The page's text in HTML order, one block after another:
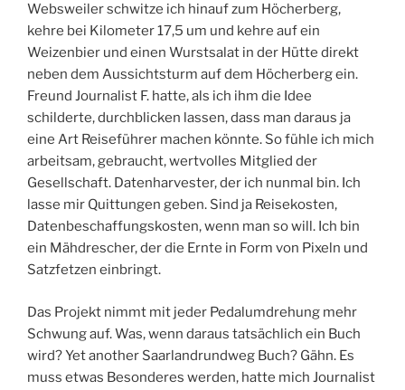
Websweiler schwitze ich hinauf zum Höcherberg,
kehre bei Kilometer 17,5 um und kehre auf ein
Weizenbier und einen Wurstsalat in der Hütte direkt
neben dem Aussichtsturm auf dem Höcherberg ein.
Freund Journalist F. hatte, als ich ihm die Idee
schilderte, durchblicken lassen, dass man daraus ja
eine Art Reiseführer machen könnte. So fühle ich mich
arbeitsam, gebraucht, wertvolles Mitglied der
Gesellschaft. Datenharvester, der ich nunmal bin. Ich
lasse mir Quittungen geben. Sind ja Reisekosten,
Datenbeschaffungskosten, wenn man so will. Ich bin
ein Mähdrescher, der die Ernte in Form von Pixeln und
Satzfetzen einbringt.
Das Projekt nimmt mit jeder Pedalumdrehung mehr
Schwung auf. Was, wenn daraus tatsächlich ein Buch
wird? Yet another Saarlandrundweg Buch? Gähn. Es
muss etwas Besonderes werden, hatte mich Journalist